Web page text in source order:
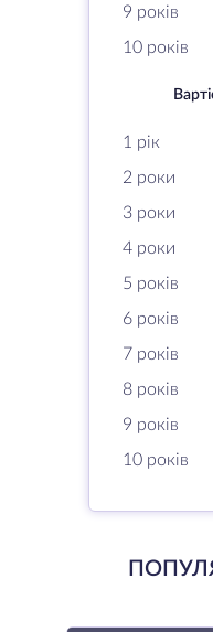
9 років
10 років
1 рік
2 роки
3 роки
4 роки
5 років
6 років
7 років
8 років
9 років
10 років